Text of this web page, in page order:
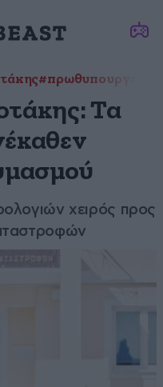
#πρωθυπουργός
Τα
χειρός προς